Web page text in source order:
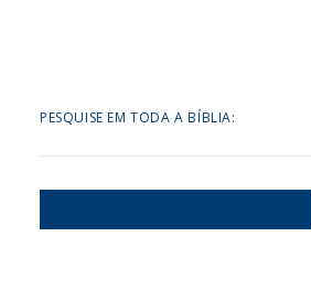
PESQUISE EM TODA A BÍBLIA:
Search